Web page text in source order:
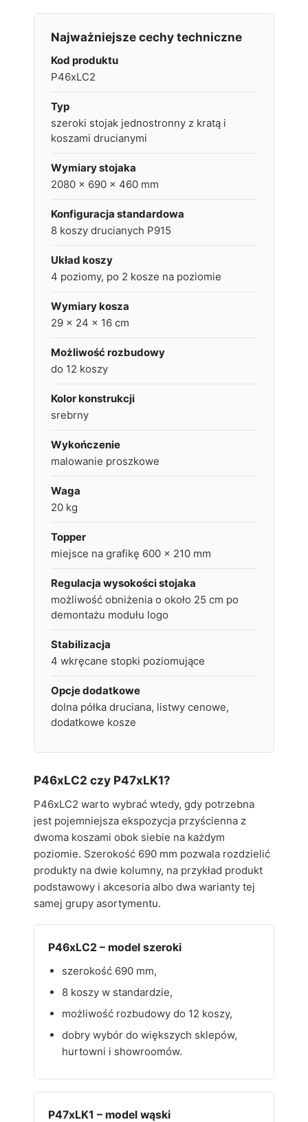
Najważniejsze cechy techniczne
Kod produktu
P46xLC2
Typ
szeroki stojak jednostronny z kratą i
koszami drucianymi
Wymiary stojaka
2080 x 690 x 460 mm
Konfiguracja standardowa
8 koszy drucianych P915
Układ koszy
4 poziomy, po 2 kosze na poziomie
Wymiary kosza
29 x 24 x 16 cm
Możliwość rozbudowy
do 12 koszy
Kolor konstrukcji
srebrny
Wykończenie
malowanie proszkowe
Waga
20 kg
Topper
miejsce na grafikę 600 x 210 mm
Regulacja wysokości stojaka
możliwość obniżenia o około 25 cm po
demontażu modułu logo
Stabilizacja
4 wkręcane stopki poziomujące
Opcje dodatkowe
dolna półka druciana, listwy cenowe,
dodatkowe kosze
P46xLC2 czy P47xLK1?
P46xLC2 warto wybrać wtedy, gdy potrzebna
jest pojemniejsza ekspozycja przyścienna z
dwoma koszami obok siebie na każdym
poziomie. Szerokość 690 mm pozwala rozdzielić
produkty na dwie kolumny, na przykład produkt
podstawowy i akcesoria albo dwa warianty tej
samej grupy asortymentu.
P46xLC2 – model szeroki
szerokość 690 mm,
8 koszy w standardzie,
możliwość rozbudowy do 12 koszy,
dobry wybór do większych sklepów,
hurtowni i showroomów.
P47xLK1 – model wąski